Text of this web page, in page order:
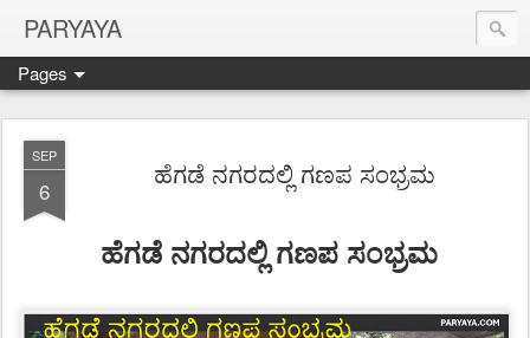
PARYAYA
Pages
SEP
6
ಹೆಗಡೆ ನಗರದಲ್ಲಿ ಗಣಪ ಸಂಭ್ರಮ
ಹೆಗಡೆ ನಗರದಲ್ಲಿ ಗಣಪ ಸಂಭ್ರಮ